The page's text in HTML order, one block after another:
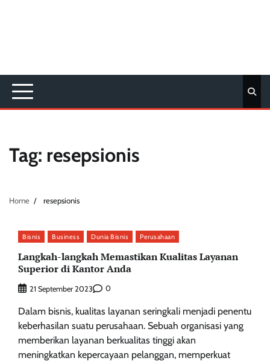
Tag: resepsionis
Home resepsionis
Bisnis Business Dunia Bisnis Perusahaan
Langkah-langkah Memastikan Kualitas Layanan
Superior di Kantor Anda
21 September 2023 0
Dalam bisnis, kualitas layanan seringkali menjadi penentu
keberhasilan suatu perusahaan. Sebuah organisasi yang
memberikan layanan berkualitas tinggi akan
meningkatkan kepercayaan pelanggan, memperkuat